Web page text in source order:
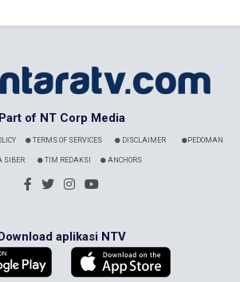
Part of NT Corp Media
TERMS OF SERVICES DISCLAIMER PEDOMAN
SIBER TIM REDAKSI ANCHORS
Download aplikasi NTV